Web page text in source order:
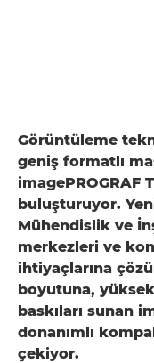
Görüntüleme
geniş formatlı
imagePROGRAF
buluşturuyor.
Mühendislik ve
merkezleri ve
ihtiyaçlarına
boyutuna,
baskıları sunan
donanımlı
çekiyor.